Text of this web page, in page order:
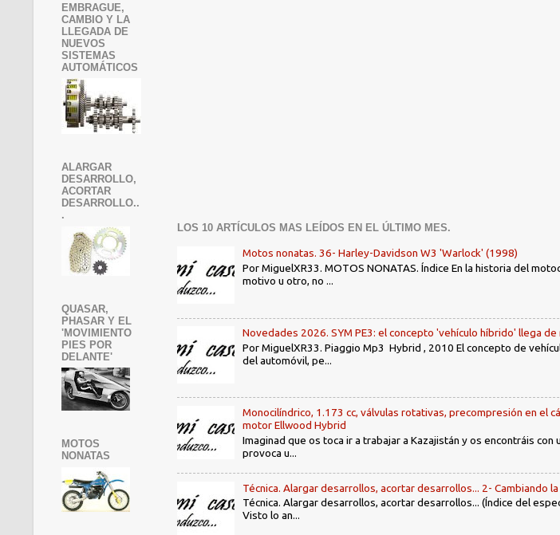
LOS 10 ARTÍCULOS MAS LEÍDOS EN EL ÚLTIMO MES.
Motos nonatas. 36- Harley-Davidson W3 'Warlock' (1998)
Por MiguelXR33. MOTOS NONATAS. Índice En la historia del
motivo u otro, no ...
Novedades 2026. SYM PE3: el concepto 'vehículo híbrido' llega
Por MiguelXR33. Piaggio Mp3 Hybrid , 2010 El concepto de
del automóvil, pe...
Monocilíndrico, 1.173 cc, válvulas rotativas, precompresión en el
motor Ellwood Hybrid
Imaginad que os toca ir a trabajar a Kazajistán y os encontráis
provoca u...
Técnica. Alargar desarrollos, acortar desarrollos... 2- Cambiando
Técnica. Alargar desarrollos, acortar desarrollos... (Índice del
Visto lo an...
EMBRAGUE,
CAMBIO Y LA
LLEGADA DE
NUEVOS
SISTEMAS
AUTOMÁTICOS
ALARGAR
DESARROLLO,
ACORTAR
DESARROLLO..
.
QUASAR,
PHASAR Y EL
'MOVIMIENTO
PIES POR
DELANTE'
MOTOS
NONATAS